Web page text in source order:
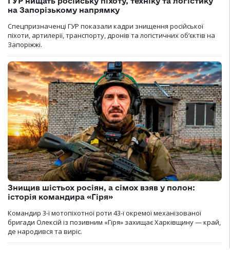
на Запорізькому напрямку
Спецпризначенці ГУР показали кадри знищення російської
піхоти, артилерії, транспорту, дронів та логістичних об’єктів на
Запоріжжі.
Знищив шістьох росіян, а сімох взяв у полон:
історія командира «Гіря»
Командир 3-ї мотопіхотної роти 43-ї окремої механізованої
бригади Олексій із позивним «Гіря» захищає Харківщину — край,
де народився та виріс.